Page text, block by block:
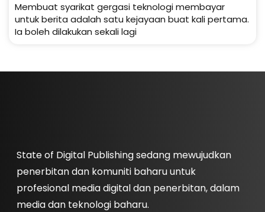
Membuat syarikat gergasi teknologi membayar
untuk berita adalah satu kejayaan buat kali pertama.
Ia boleh dilakukan sekali lagi
State of Digital Publishing sedang mewujudkan
penerbitan dan komuniti baharu untuk
profesional media digital dan penerbitan, dalam
media dan teknologi baharu.